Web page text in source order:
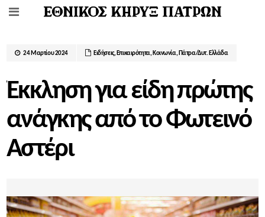
24 Μαρτίου 2024 Ειδήσεις, Επικαιρότητα, Κοινωνία, Πάτρα/Δυτ. Ελλάδα
Έκκληση για είδη πρώτης
ανάγκης από το Φωτεινό
Αστέρι